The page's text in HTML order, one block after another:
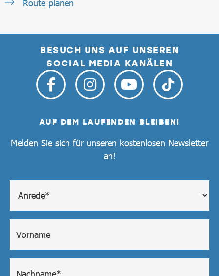
Route planen
BESUCH UNS AUF UNSEREN
SOCIAL MEDIA KANÄLEN
AUF DEM LAUFENDEN BLEIBEN!
Melden Sie sich für unseren kostenlosen Newsletter
an!